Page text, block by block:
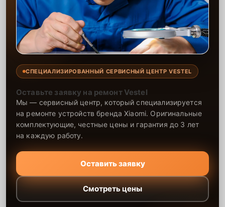
СПЕЦИАЛИЗИРОВАННЫЙ СЕРВИСНЫЙ ЦЕНТР VESTEL
Оставьте заявку на ремонт Vestel
Мы — сервисный центр, который специализируется
на ремонте устройств бренда Xiaomi. Оригинальные
комплектующие, честные цены и гарантия до 3 лет
на каждую работу.
Оставить заявку
Смотреть цены